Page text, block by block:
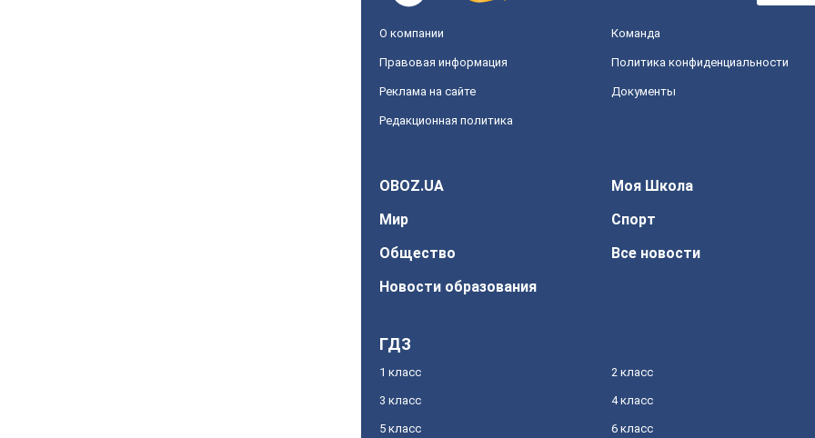
О компании Команда
Правовая информация Политика конфиденциальности
Реклама на сайте Документы
Редакционная политика
OBOZ.UA
Моя Школа
Мир
Спорт
Общество
Все новости
Новости образования
ГДЗ
1 класс 2 класс
3 класс 4 класс
5 класс 6 класс